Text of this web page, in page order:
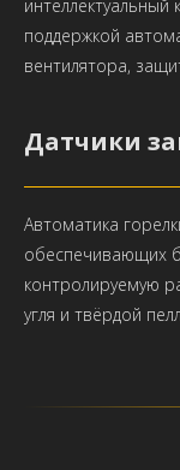
интеллектуальный
поддержкой
вентилятора,
Датчики
Автоматика
обеспечивающих
контролируемую
угля и твёрдой